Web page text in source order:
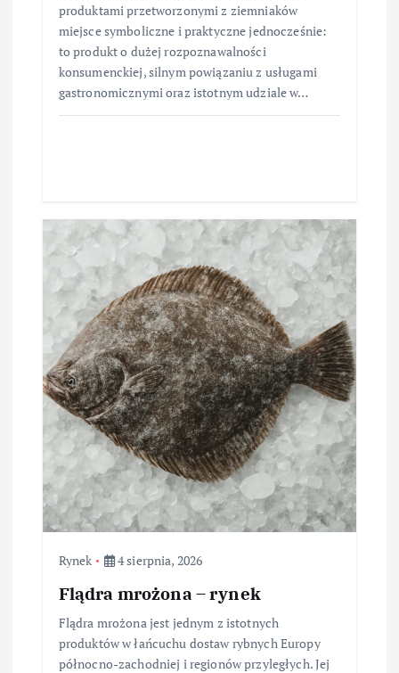
produktami przetworzonymi z ziemniaków
miejsce symboliczne i praktyczne jednocześnie:
to produkt o dużej rozpoznawalności
konsumenckiej, silnym powiązaniu z usługami
gastronomicznymi oraz istotnym udziale w…
Rynek 4 sierpnia, 2026
Flądra mrożona – rynek
Flądra mrożona jest jednym z istotnych
produktów w łańcuchu dostaw rybnych Europy
północno-zachodniej i regionów przyległych. Jej